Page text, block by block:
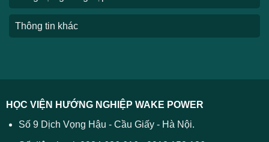
Thông tin khác
HỌC VIỆN HƯỚNG NGHIỆP WAKE POWER
Số 9 Dịch Vọng Hậu - Cầu Giấy - Hà Nội.